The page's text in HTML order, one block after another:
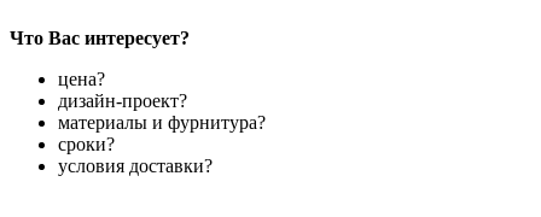
Что Вас интересует?
цена?
дизайн-проект?
материалы и фурнитура?
сроки?
условия доставки?